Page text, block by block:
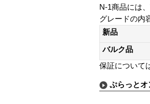
N-1商品には
グレードの内
新品
バルク品
保証について
ぷらっと